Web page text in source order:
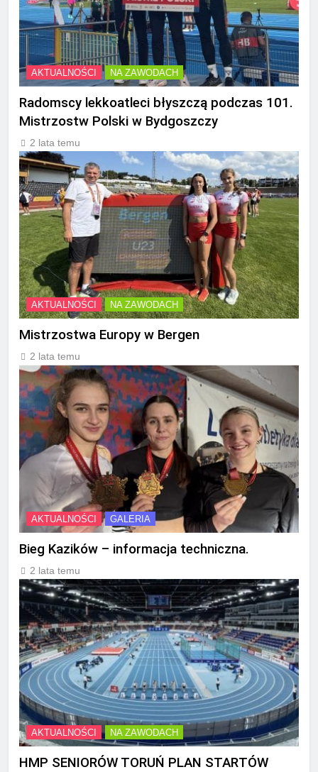
AKTUALNOŚCI NA ZAWODACH
Radomscy lekkoatleci błyszczą podczas 101.
Mistrzostw Polski w Bydgoszczy
2 lata temu
AKTUALNOŚCI NA ZAWODACH
Mistrzostwa Europy w Bergen
2 lata temu
AKTUALNOŚCI GALERIA
Bieg Kazików – informacja techniczna.
2 lata temu
AKTUALNOŚCI NA ZAWODACH
HMP SENIORÓW TORUŃ PLAN STARTÓW